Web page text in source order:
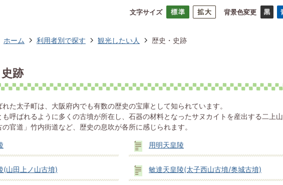
文字サイズ 背景色変更
ホーム 利用者別で探す 観光したい人 歴史・史跡
跡
た太子町は、大阪府内でも有数の歴史の宝庫として知られています。
も呼ばれるように多くの古墳が所在し、石器の材料となったサヌカイトを産出する二上山
官道」竹内街道など、歴史の息吹が各所に感じられます。
用明天皇陵
(山田上ノ山古墳) 敏達天皇陵(太子西山古墳/奥城古墳)